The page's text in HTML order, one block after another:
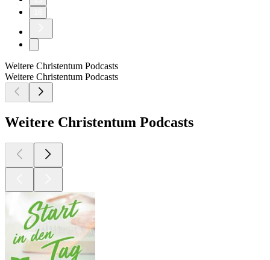
Weitere Christentum Podcasts
Weitere Christentum Podcasts
Weitere Christentum Podcasts